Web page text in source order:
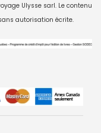
Ulysse sarl. Le contenu
autorisation écrite.